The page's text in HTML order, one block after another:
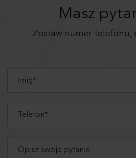
Masz
Zostaw numer telefonu,